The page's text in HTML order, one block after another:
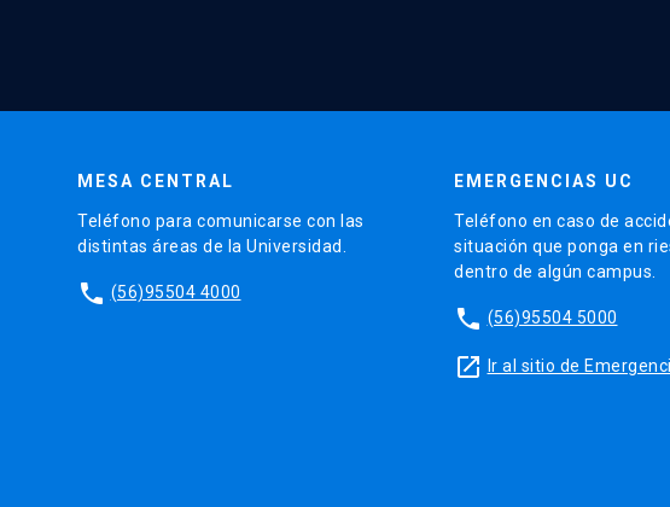
MESA CENTRAL
Teléfono para comunicarse con las
distintas áreas de la Universidad.
phone (56)95504 4000
EMERGENCIAS UC
Teléfono en caso de
situación que ponga en
dentro de algún campus.
phone (56)95504 5000
launch Ir al sitio de